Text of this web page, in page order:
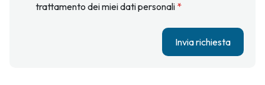
trattamento dei miei dati personali *
Invia richiesta